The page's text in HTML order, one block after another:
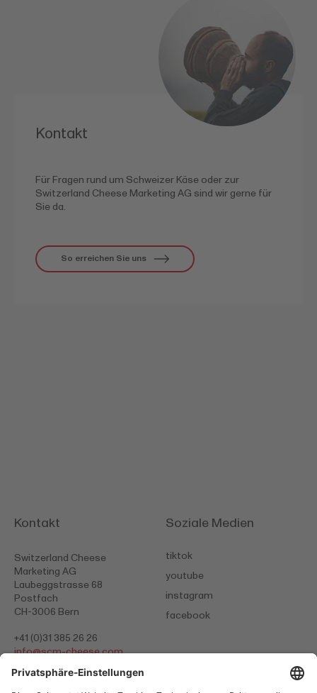
Kontakt
Für Fragen rund um Schweizer Käse oder zur
Switzerland Cheese Marketing AG sind wir gerne für
Sie da.
So erreichen Sie uns
Kontakt
Switzerland Cheese
Marketing AG
Laubeggstrasse 68
Postfach
CH-3006 Bern
+41 (0)31 385 26 26
info@scm-cheese.com
Soziale Medien
tiktok
youtube
instagram
facebook